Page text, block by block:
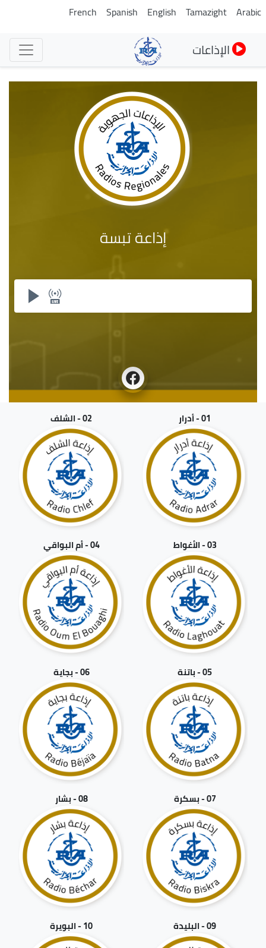
تجاوز
Arabic
Tamazight
English
Spanish
French
الإذاعات
إذاعة تبسة
01 - أدرار 02 - الشلف
03 - الأغواط 04 - أم البواقي
05 - باتنة 06 - بجاية
07 - بسكرة 08 - بشار
09 - البليدة 10 - البويرة